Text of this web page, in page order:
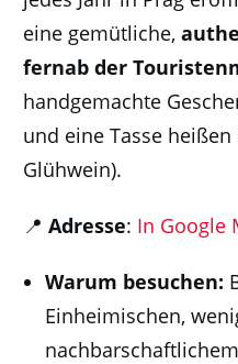
eine gemütliche,
fernab der
handgemachte
und eine Tasse
Glühwein).
📍 Adresse: In Google
Warum besuchen:
Einheimischen,